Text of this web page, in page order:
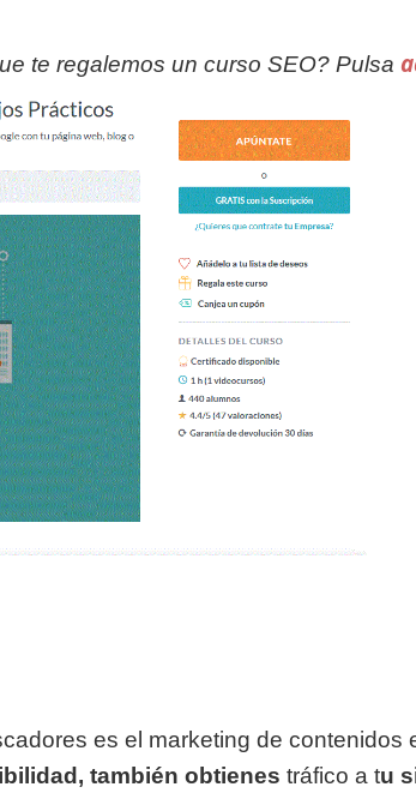
te regalemos un curso SEO? Pulsa
es el marketing de contenidos
también obtienes tráfico a tu